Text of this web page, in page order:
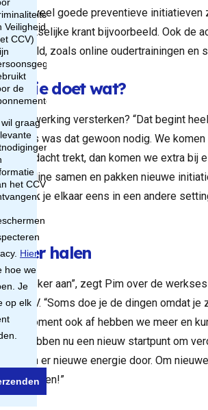
er al veel goede preventieve initiatieven
plaatselijke krant bijvoorbeeld. Ook de
in beeld, zoals online oudertrainingen en
wie doet wat?
versterken? “Dat begint
bij ons was dat gewoon nodig. We
aandacht trekt, dan komen we extra bij
online samen en pakken nieuwe
je elkaar eens in een andere
halen
zeker aan”, zegt Pim over de
CCV. “Soms doe je de dingen omdat je
moment ook af hebben we meer en
We hebben nu een nieuw startpunt om
kregen er nieuwe energie door. Om
investeren!”